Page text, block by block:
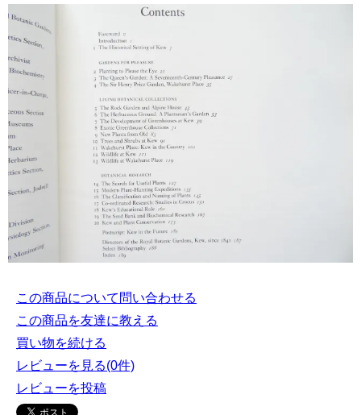
この商品について問い合わせる
この商品を友達に教える
買い物を続ける
レビューを見る(0件)
レビューを投稿